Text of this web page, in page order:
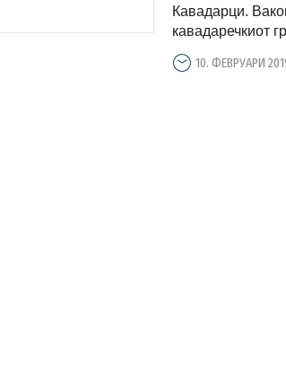
Кавадарци.
кавадаречкиот
10. ФЕВРУАРИ